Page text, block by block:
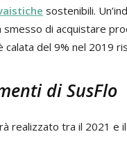
sostenibili.
smesso di acquistare
calata del 9% nel 2019
di SusFlo
realizzato tra il 2021 e